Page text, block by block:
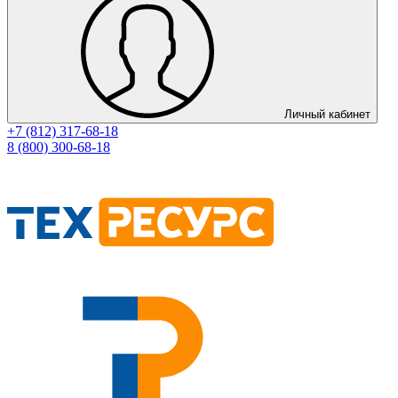
Личный кабинет
+7 (812) 317-68-18
8 (800) 300-68-18